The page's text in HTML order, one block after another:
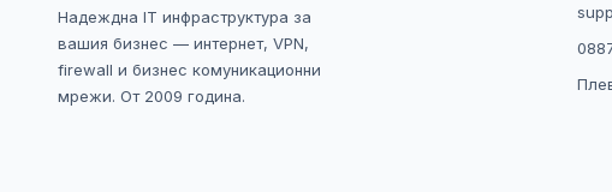
Надеждна IT инфраструктура за
вашия бизнес — интернет, VPN,
firewall и бизнес комуникационни
мрежи. От 2009 година.